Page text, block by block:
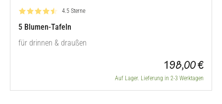
Bewertung: 4.5 von 5
4.5 Sterne
5 Blumen-Tafeln
für drinnen & draußen
198,00 €
Auf Lager. Lieferung in 2-3 Werktagen